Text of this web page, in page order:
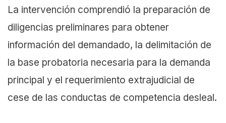
La intervención comprendió la preparación de
diligencias preliminares para obtener
información del demandado, la delimitación de
la base probatoria necesaria para la demanda
principal y el requerimiento extrajudicial de
cese de las conductas de competencia desleal.